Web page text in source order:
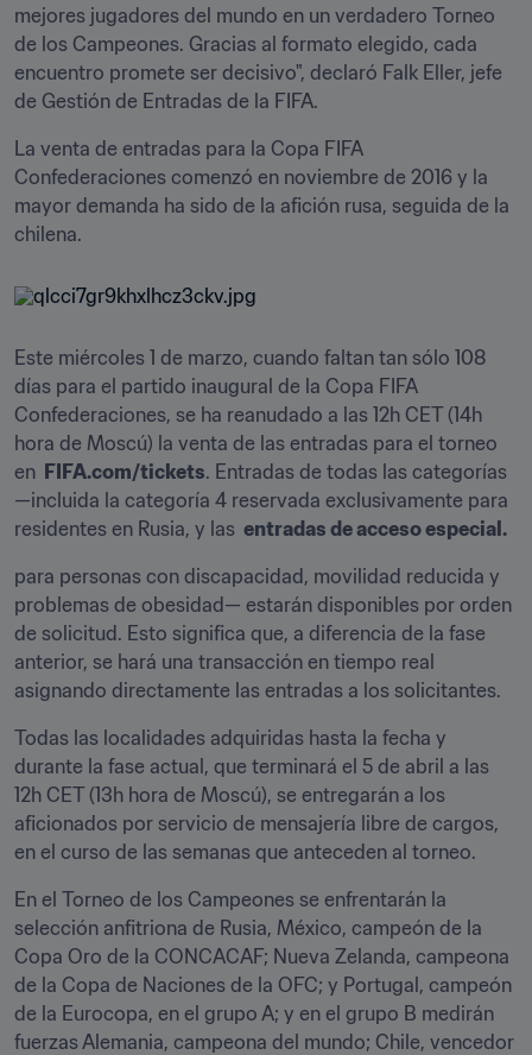
mejores jugadores del mundo en un verdadero Torneo
de los Campeones. Gracias al formato elegido, cada
encuentro promete ser decisivo", declaró Falk Eller, jefe
de Gestión de Entradas de la FIFA.
La venta de entradas para la Copa FIFA
Confederaciones comenzó en noviembre de 2016 y la
mayor demanda ha sido de la afición rusa, seguida de la
chilena.
Este miércoles 1 de marzo, cuando faltan tan sólo 108
días para el partido inaugural de la Copa FIFA
Confederaciones, se ha reanudado a las 12h CET (14h
hora de Moscú) la venta de las entradas para el torneo
en FIFA.com/tickets. Entradas de todas las categorías
—incluida la categoría 4 reservada exclusivamente para
residentes en Rusia, y las entradas de acceso especial.
para personas con discapacidad, movilidad reducida y
problemas de obesidad— estarán disponibles por orden
de solicitud. Esto significa que, a diferencia de la fase
anterior, se hará una transacción en tiempo real
asignando directamente las entradas a los solicitantes.
Todas las localidades adquiridas hasta la fecha y
durante la fase actual, que terminará el 5 de abril a las
12h CET (13h hora de Moscú), se entregarán a los
aficionados por servicio de mensajería libre de cargos,
en el curso de las semanas que anteceden al torneo.
En el Torneo de los Campeones se enfrentarán la
selección anfitriona de Rusia, México, campeón de la
Copa Oro de la CONCACAF; Nueva Zelanda, campeona
de la Copa de Naciones de la OFC; y Portugal, campeón
de la Eurocopa, en el grupo A; y en el grupo B medirán
fuerzas Alemania, campeona del mundo; Chile, vencedor